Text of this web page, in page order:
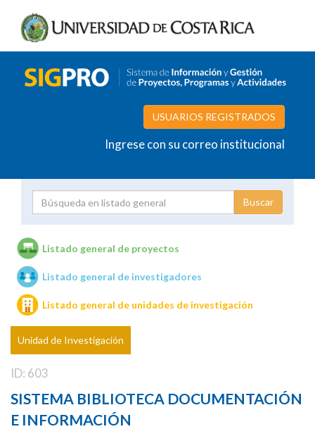
USUARIOS REGISTRADOS
Ingrese con su correo institucional
Unidades de investigación
Listado general de proyectos
Listado general de investigadores
Listado general de unidades de investigación
Unidad de Investigación
ID: 603
SISTEMA BIBLIOTECA DOCUMENTACIÓN
E INFORMACIÓN